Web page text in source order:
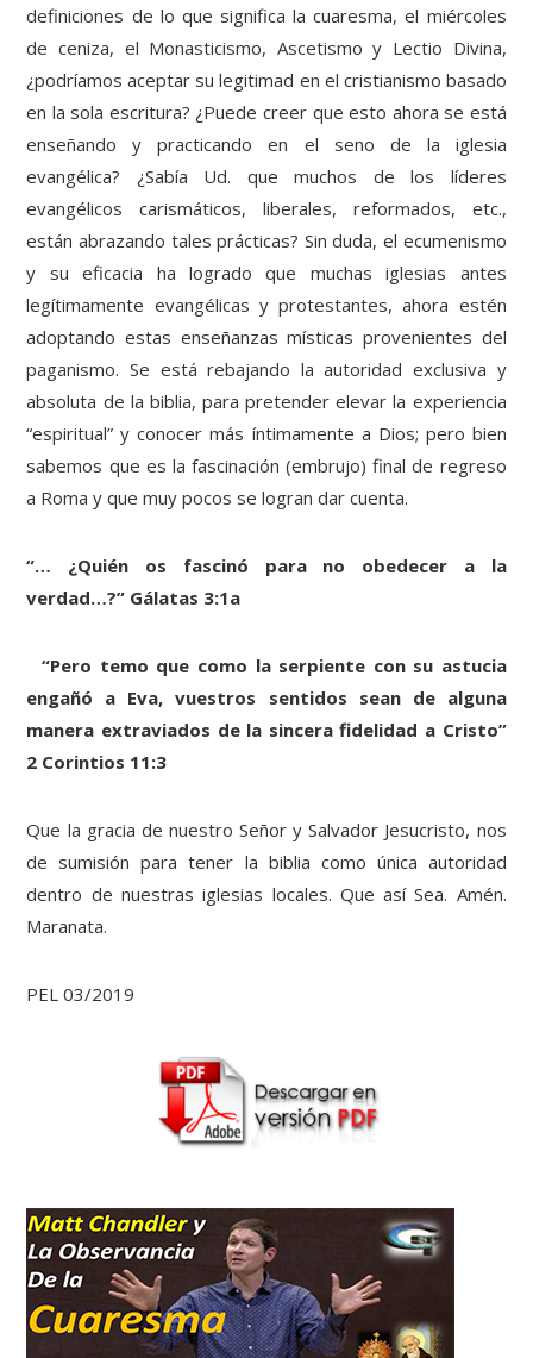
definiciones de lo que significa la cuaresma, el miércoles
de ceniza, el Monasticismo, Ascetismo y Lectio Divina,
¿podríamos aceptar su legitimad en el cristianismo basado
en la sola escritura? ¿Puede creer que esto ahora se está
enseñando y practicando en el seno de la iglesia
evangélica? ¿Sabía Ud. que muchos de los líderes
evangélicos carismáticos, liberales, reformados, etc.,
están abrazando tales prácticas? Sin duda, el ecumenismo
y su eficacia ha logrado que muchas iglesias antes
legítimamente evangélicas y protestantes, ahora estén
adoptando estas enseñanzas místicas provenientes del
paganismo. Se está rebajando la autoridad exclusiva y
absoluta de la biblia, para pretender elevar la experiencia
“espiritual” y conocer más íntimamente a Dios; pero bien
sabemos que es la fascinación (embrujo) final de regreso
a Roma y que muy pocos se logran dar cuenta.
“… ¿Quién os fascinó para no obedecer a la
verdad…?” Gálatas 3:1a
“Pero temo que como la serpiente con su astucia
engañó a Eva, vuestros sentidos sean de alguna
manera extraviados de la sincera fidelidad a Cristo”
2 Corintios 11:3
Que la gracia de nuestro Señor y Salvador Jesucristo, nos
de sumisión para tener la biblia como única autoridad
dentro de nuestras iglesias locales. Que así Sea. Amén.
Maranata.
PEL 03/2019